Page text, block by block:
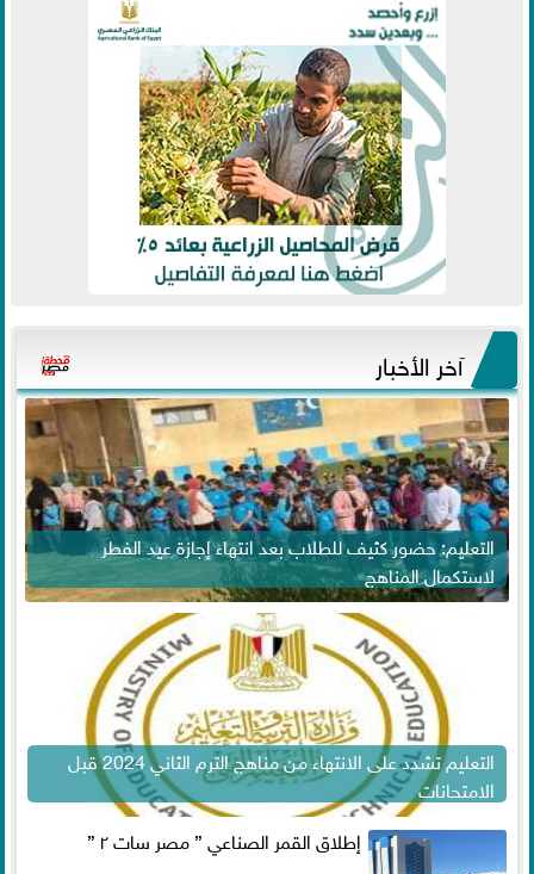
آخر الأخبار
التعليم: حضور كثيف للطلاب بعد انتهاء إجازة عيد الفطر
لاستكمال المناهج
التعليم تشدد على الانتهاء من مناهج الترم الثاني 2024 قبل
الامتحانات
إطلاق القمر الصناعي ” مصر سات ٢ ”